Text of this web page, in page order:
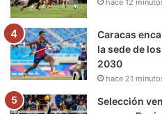
Caracas
la sede de
2030
hace 21
Selección